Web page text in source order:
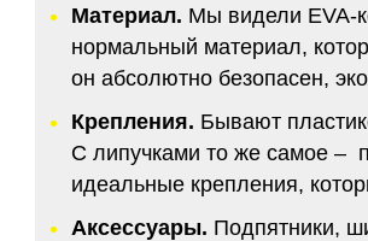
Материал. Мы видели EVA-
нормальный материал,
он абсолютно безопасен,
Крепления. Бывают
С липучками то же самое –
идеальные крепления,
Аксессуары. Подпятники,